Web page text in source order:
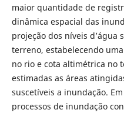
maior quantidade de
dinâmica espacial das
projeção dos níveis
terreno, estabelecendo
no rio e cota altimétrica no
estimadas as áreas
suscetíveis a inundação.
processos de inundação